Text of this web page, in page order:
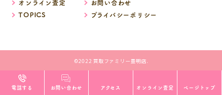
電話する お問い合わせ アクセス オンライン査定 ページトップ
オンライン査定
お問い合わせ
TOPICS
プライバシーポリシー
©2022 買取ファミリー豊明店.